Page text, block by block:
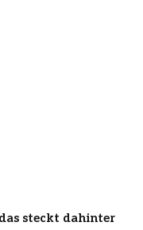
steckt dahinter